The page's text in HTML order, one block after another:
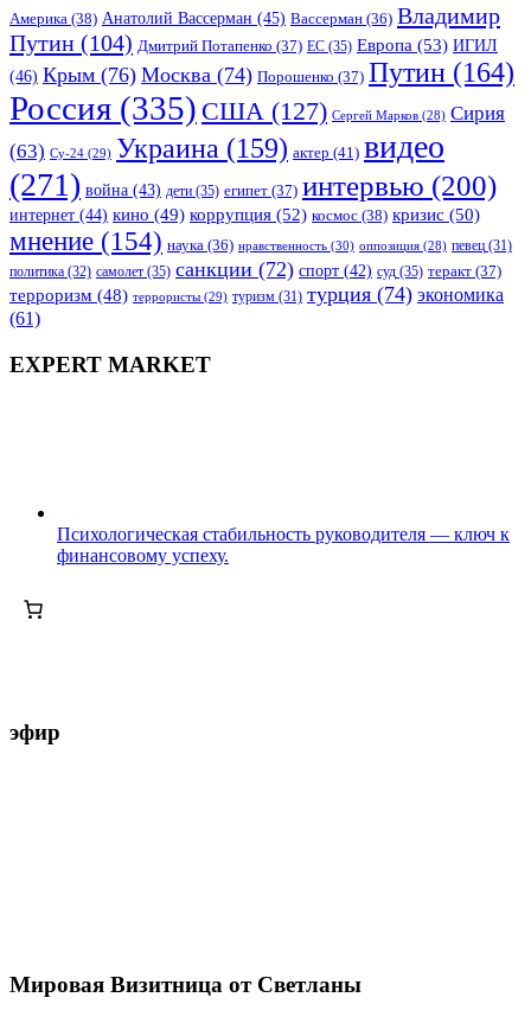
Америка (38) Анатолий Вассерман (45) Вассерман (36) Владимир
Путин (104) Дмитрий Потапенко (37) ЕС (35) Европа (53) ИГИЛ
(46) Крым (76) Москва (74) Порошенко (37) Путин (164)
Россия (335) США (127) Сергей Марков (28) Сирия
(63) Су-24 (29) Украина (159) актер (41) видео
(271) война (43) дети (35) египет (37) интервью (200)
интернет (44) кино (49) коррупция (52) космос (38) кризис (50)
мнение (154) наука (36) нравственность (30) оппозиция (28) певец (31)
политика (32) самолет (35) санкции (72) спорт (42) суд (35) теракт (37)
терроризм (48) террористы (29) туризм (31) турция (74) экономика
(61)
EXPERT MARKET
Психологическая стабильность руководителя — ключ к
финансовому успеху.
эфир
Мировая Визитница от Светланы